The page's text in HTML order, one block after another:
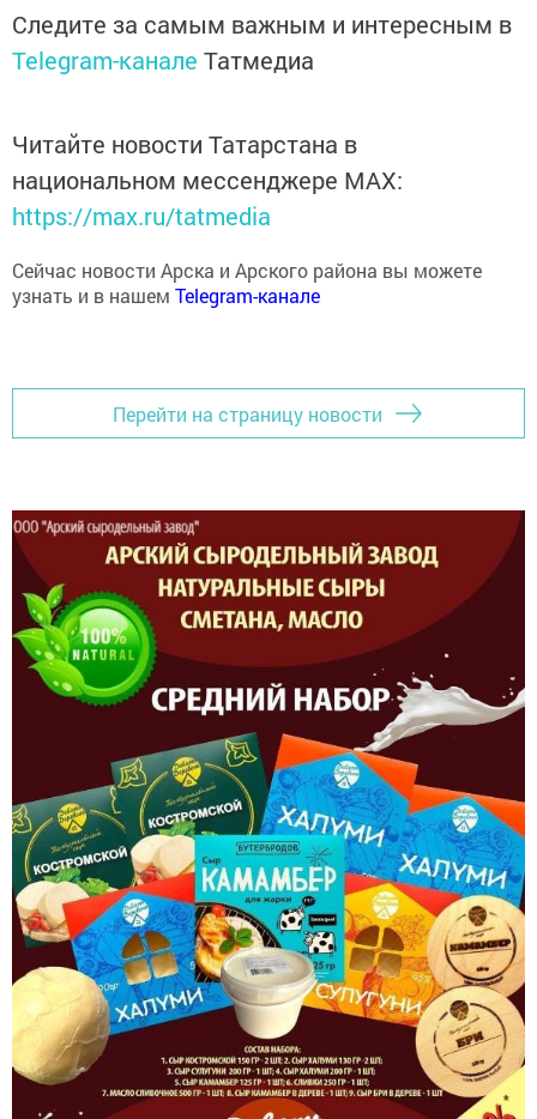
Telegram-каналеТатмедиа
Читайте новости Татарстана в
национальном мессенджере MАХ:
https://max.ru/tatmedia
узнать и в нашемTelegram-канале
Перейти на страницу новости